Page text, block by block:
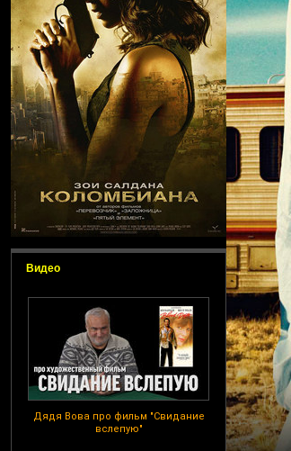
Видео
Дядя Вова про фильм "Свидание
вслепую"